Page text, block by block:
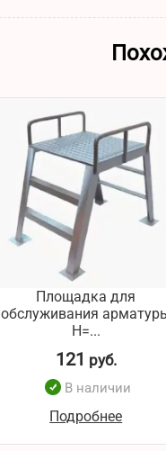
Площадка для
обслуживания
Н=...
121 руб.
В наличии
Подробнее